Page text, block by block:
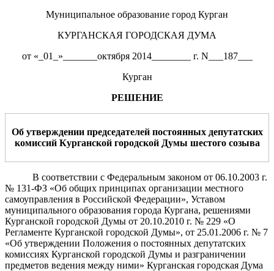
Муниципальное образование город Курган
КУРГАНСКАЯ ГОРОДСКАЯ ДУМА
от «_01_»_______октября 2014________ г. N___187___
Курган
РЕШЕНИЕ
Об утверждении председателей постоянных депутатских
комиссий Курганской городской Думы шестого созыва
В соответствии с Федеральным законом от 06.10.2003 г.
№ 131-ФЗ «Об общих принципах организации местного
самоуправления в Российской Федерации», Уставом
муниципального образования города Кургана, решениями
Курганской городской Думы от 20.10.2010 г. № 229 «О
Регламенте Курганской городской Думы», от 25.01.2006 г. № 7
«Об утверждении Положения о постоянных депутатских
комиссиях Курганской городской Думы и разграничении
предметов ведения между ними» Курганская городская Дума